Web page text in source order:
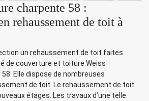
charpente 58 :
rehaussement de toit à
un rehaussement de toit faites
de couverture et toiture Weiss
Elle dispose de nombreuses
de toit. Le rehaussement de toit
étages. Les travaux d’une telle